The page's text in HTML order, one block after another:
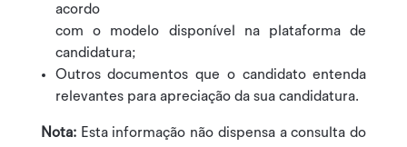
acordo
com o modelo disponível na plataforma de
candidatura;
Outros documentos que o candidato entenda
relevantes para apreciação da sua candidatura.
Nota:Esta informação não dispensa a consulta do